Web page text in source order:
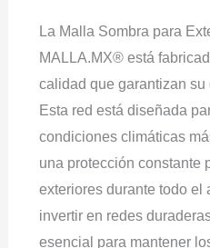
La Malla Sombra para
MALLA.MX® está
calidad que garantizan
Esta red está diseñada
condiciones climáticas
una protección constante
exteriores durante todo el
invertir en redes
esencial para mantener